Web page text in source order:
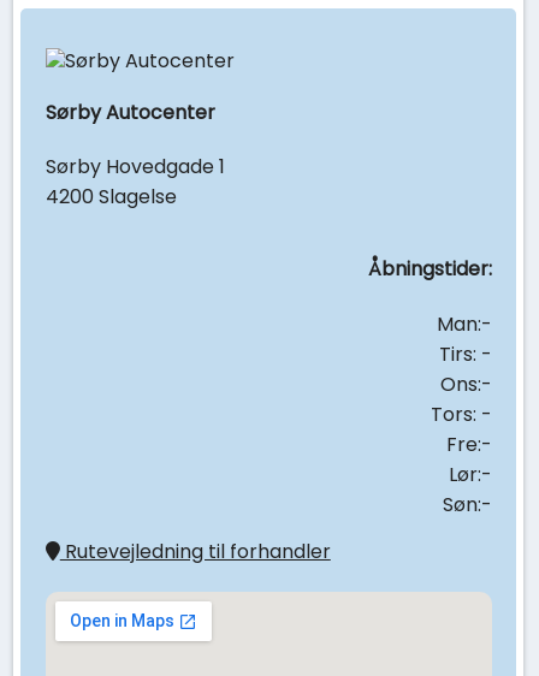
Sørby Autocenter
Sørby Hovedgade 1
4200 Slagelse
Åbningstider:
Man:-
Tirs: -
Ons:-
Tors: -
Fre:-
Lør:-
Søn:-
Rutevejledning til forhandler